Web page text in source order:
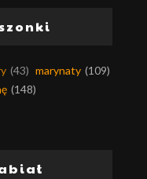
(43) marynaty (109)
(148)